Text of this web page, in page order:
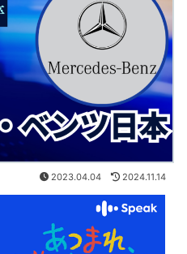
2023.04.04 2024.11.14